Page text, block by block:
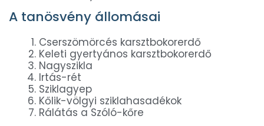
A tanösvény állomásai
Cserszömörcés karsztbokorerdő
Keleti gyertyános karsztbokorerdő
Nagyszikla
Irtás-rét
Sziklagyep
Kőlik-völgyi sziklahasadékok
Rálátás a Szóló-kőre